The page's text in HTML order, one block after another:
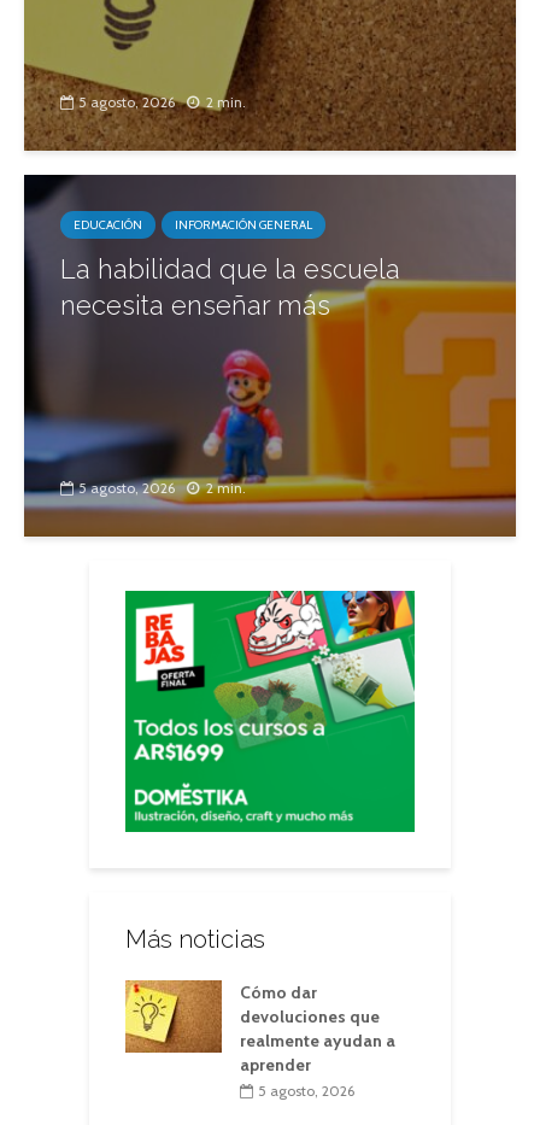
5 agosto, 2026 2 min.
EDUCACIÓN INFORMACIÓN GENERAL
La habilidad que la escuela
necesita enseñar más
5 agosto, 2026 2 min.
Más noticias
Cómo dar
devoluciones que
realmente ayudan a
aprender
5 agosto, 2026